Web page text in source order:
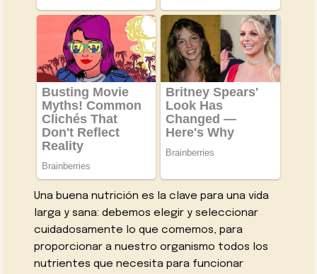
Una buena nutrición es la clave para una vida
larga y sana: debemos elegir y seleccionar
cuidadosamente lo que comemos, para
proporcionar a nuestro organismo todos los
nutrientes que necesita para funcionar